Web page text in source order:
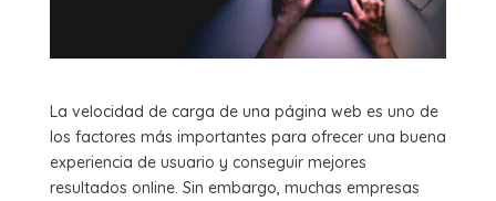
La velocidad de carga de una página web es uno de
los factores más importantes para ofrecer una buena
experiencia de usuario y conseguir mejores
resultados online. Sin embargo, muchas empresas